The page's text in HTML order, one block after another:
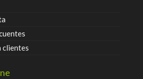
clientes